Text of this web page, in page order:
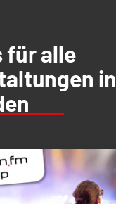
für alle
in